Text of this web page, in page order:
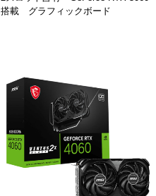
搭載 グラフィックボード